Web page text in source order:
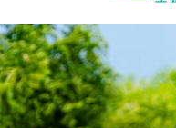
黑貓宅配-貨到付款
每筆NT$150